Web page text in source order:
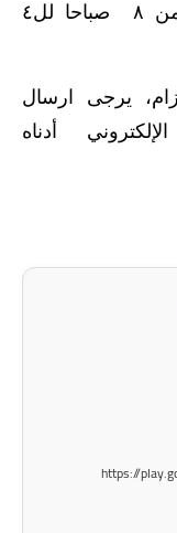
علما ان اوقات الدوام ٨ ساعات من ٨ صباحا لل٤
يرجى ارسال
أدناه
https://